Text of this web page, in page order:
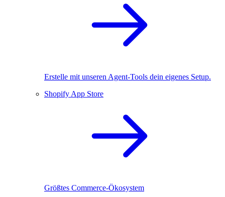
Erstelle mit unseren Agent-Tools dein eigenes Setup.
Shopify App Store
Größtes Commerce-Ökosystem